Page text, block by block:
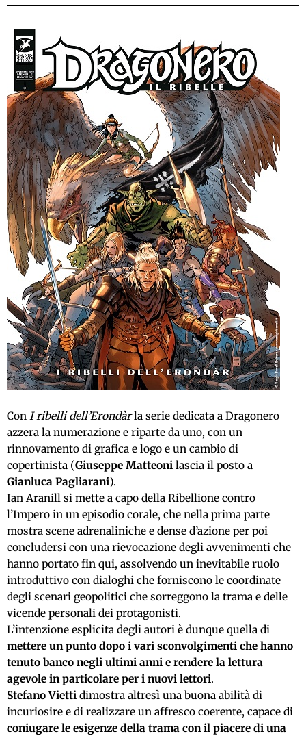
Con I ribelli dell’Erondàrla serie dedicata a Dragonero
azzera la numerazione e riparte da uno, con un
rinnovamento di grafica e logo e un cambio di
copertinista (Giuseppe Matteoni lascia il posto a
Gianluca Pagliarani).
Ian Aranill si mette a capo della Ribellione contro
l’Impero in un episodio corale, che nella prima parte
mostra scene adrenaliniche e dense d’azione per poi
concludersi con una rievocazione degli avvenimenti che
hanno portato fin qui, assolvendo un inevitabile ruolo
introduttivo con dialoghi che forniscono le coordinate
degli scenari geopolitici che sorreggono la trama e delle
vicende personali dei protagonisti.
L’intenzione esplicita degli autori è dunque quella di
mettere un punto dopo i vari sconvolgimenti che hanno
tenuto banco negli ultimi anni e rendere la lettura
agevole in particolare per i nuovi lettori.
Stefano Vietti dimostra altresì una buona abilità di
incuriosire e di realizzare un affresco coerente, capace di
coniugare le esigenze della trama con il piacere di una